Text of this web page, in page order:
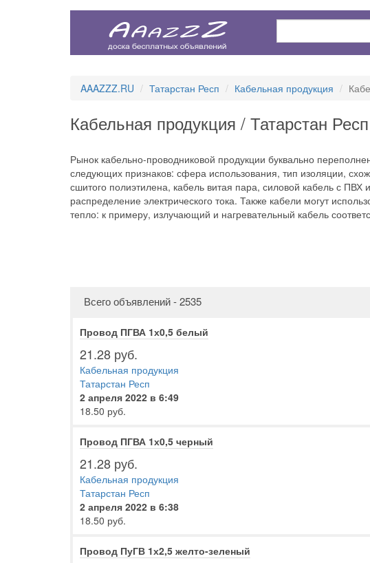
AAAZZZ.RU Татарстан Респ Кабельная продукция
Кабельная продукция / Татарстан Респ
Рынок кабельно-проводниковой продукции буквально
следующих признаков: сфера использования, тип изоляции,
сшитого полиэтилена, кабель витая пара, силовой кабель с
распределение электрического тока. Также кабели могут
тепло: к примеру, излучающий и нагревательный кабель
Всего объявлений - 2535
Провод ПГВА 1х0,5 белый
21.28 руб.
Кабельная продукция
Татарстан Респ
2 апреля 2022 в 6:49
18.50 руб.
Провод ПГВА 1х0,5 черный
21.28 руб.
Кабельная продукция
Татарстан Респ
2 апреля 2022 в 6:38
18.50 руб.
Провод ПуГВ 1х2,5 желто-зеленый